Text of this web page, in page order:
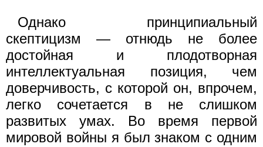
Однако принципиальный
скептицизм — отнюдь не более
достойная и плодотворная
интеллектуальная позиция, чем
доверчивость, с которой он, впрочем,
легко сочетается в не слишком
развитых умах. Во время первой
мировой войны я был знаком с одним